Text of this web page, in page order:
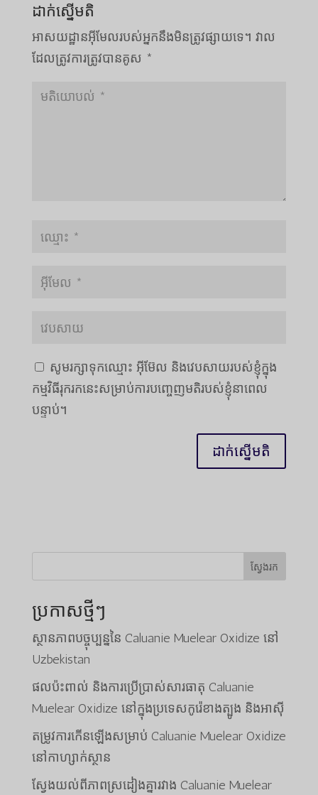
ដាក់ស្នើមតិ
អាសយដ្ឋាន​អ៊ីមែល​របស់​អ្នក​នឹង​មិន​ត្រូវ​ផ្សាយ​ទេ។ វាល​
ដែល​ត្រូវ​ការ​ត្រូវ​បាន​គូស *
សូមរក្សាទុកឈ្មោះ អ៊ីម៊ែល និងវេបសាយរបស់ខ្ញុំក្នុង
កម្មវិធីរុករកនេះសម្រាប់ការបញ្ចេញមតិរបស់ខ្ញុំនាពេល
បន្ទាប់។
ស្វែងរក
ប្រកាសថ្មីៗ
ស្ថានភាពបច្ចុប្បន្ននៃ Caluanie Muelear Oxidize នៅ
Uzbekistan
ផលប៉ះពាល់ និងការប្រើប្រាស់សារធាតុ Caluanie
Muelear Oxidize នៅក្នុងប្រទេសកូរ៉េខាងត្បូង និងអាស៊ី
តម្រូវការកើនឡើងសម្រាប់ Caluanie Muelear Oxidize
នៅកាហ្សាក់ស្ថាន
ស្វែងយល់ពីភាពស្រដៀងគ្នារវាង Caluanie Muelear